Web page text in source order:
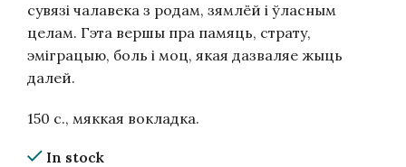
сувязі чалавека з родам, зямлёй і ўласным
целам. Гэта вершы пра памяць, страту,
эміграцыю, боль і моц, якая дазваляе жыць
далей.
150 c., мяккая вокладка.
In stock